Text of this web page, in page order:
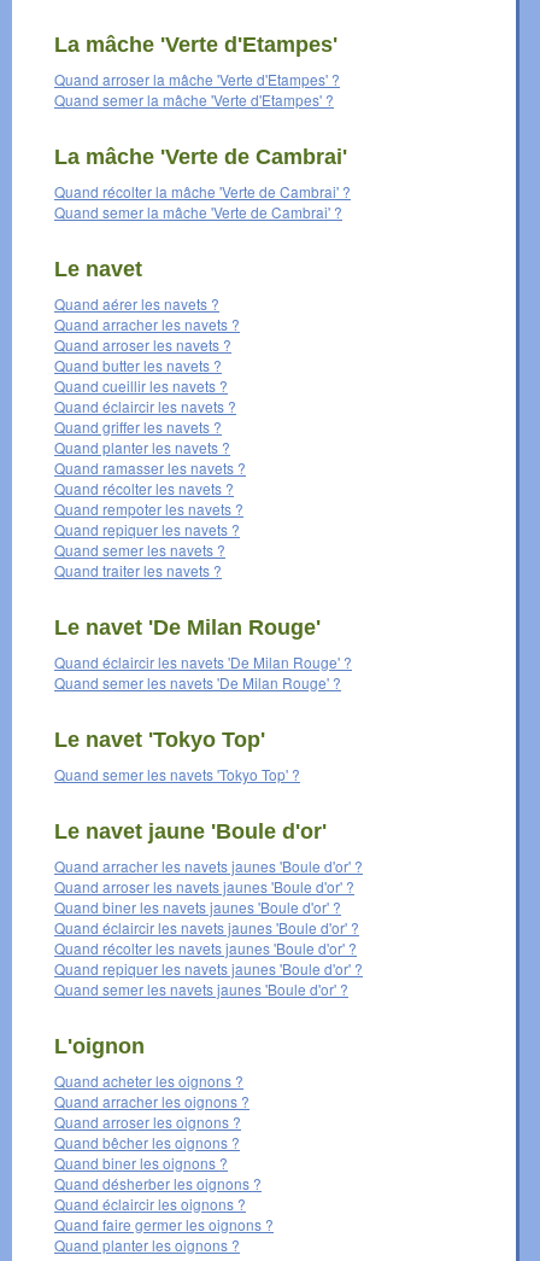
La mâche 'Verte d'Etampes'
Quand arroser la mâche 'Verte d'Etampes' ?
Quand semer la mâche 'Verte d'Etampes' ?
La mâche 'Verte de Cambrai'
Quand récolter la mâche 'Verte de Cambrai' ?
Quand semer la mâche 'Verte de Cambrai' ?
Le navet
Quand aérer les navets ?
Quand arracher les navets ?
Quand arroser les navets ?
Quand butter les navets ?
Quand cueillir les navets ?
Quand éclaircir les navets ?
Quand griffer les navets ?
Quand planter les navets ?
Quand ramasser les navets ?
Quand récolter les navets ?
Quand rempoter les navets ?
Quand repiquer les navets ?
Quand semer les navets ?
Quand traiter les navets ?
Le navet 'De Milan Rouge'
Quand éclaircir les navets 'De Milan Rouge' ?
Quand semer les navets 'De Milan Rouge' ?
Le navet 'Tokyo Top'
Quand semer les navets 'Tokyo Top' ?
Le navet jaune 'Boule d'or'
Quand arracher les navets jaunes 'Boule d'or' ?
Quand arroser les navets jaunes 'Boule d'or' ?
Quand biner les navets jaunes 'Boule d'or' ?
Quand éclaircir les navets jaunes 'Boule d'or' ?
Quand récolter les navets jaunes 'Boule d'or' ?
Quand repiquer les navets jaunes 'Boule d'or' ?
Quand semer les navets jaunes 'Boule d'or' ?
L'oignon
Quand acheter les oignons ?
Quand arracher les oignons ?
Quand arroser les oignons ?
Quand bêcher les oignons ?
Quand biner les oignons ?
Quand désherber les oignons ?
Quand éclaircir les oignons ?
Quand faire germer les oignons ?
Quand planter les oignons ?